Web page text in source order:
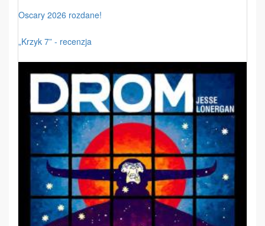
Oscary 2026 rozdane!
„Krzyk 7” - recenzja